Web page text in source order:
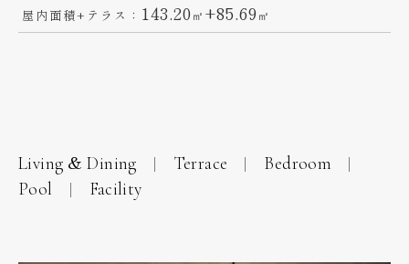
屋内面積+テラス： 143.20 ㎡ +85.69 ㎡
Living & Dining Terrace
Bedroom
Pool
Facility